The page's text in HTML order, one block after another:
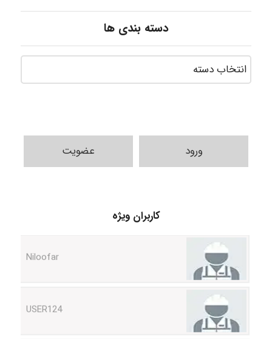
دسته بندی ها
ورود عضویت
کاربران ویژه
HaddadiMahsa